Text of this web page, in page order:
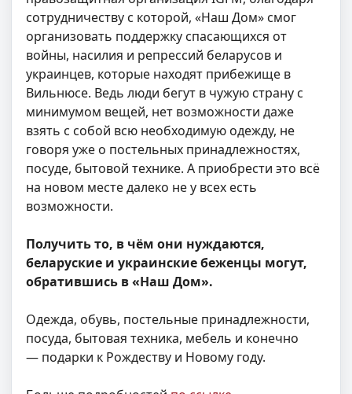
сотрудничеству с которой, «Наш Дом» смог
организовать поддержку спасающихся от
войны, насилия и репрессий беларусов и
украинцев, которые находят прибежище в
Вильнюсе. Ведь люди бегут в чужую страну с
минимумом вещей, нет возможности даже
взять с собой всю необходимую одежду, не
говоря уже о постельных принадлежностях,
посуде, бытовой технике. А приобрести это всё
на новом месте далеко не у всех есть
возможности.
Получить то, в чём они нуждаются,
беларуские и украинские беженцы могут,
обратившись в «Наш Дом».
Одежда, обувь, постельные принадлежности,
посуда, бытовая техника, мебель и конечно
— подарки к Рождеству и Новому году.